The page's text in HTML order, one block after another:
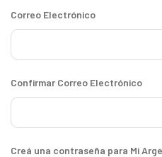
Correo Electrónico
Confirmar Correo Electrónico
Creá una contraseña para Mi